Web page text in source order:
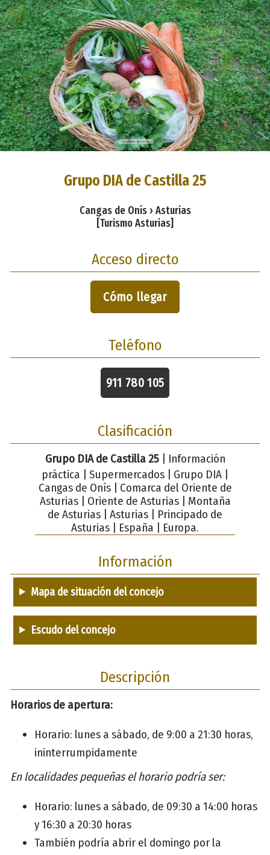
Grupo DIA de Castilla 25
Cangas de Onís › Asturias
[Turismo Asturias]
Acceso directo
Cómo llegar
Teléfono
911 780 105
Clasificación
Grupo DIA de Castilla 25| Información
práctica | Supermercados | Grupo DIA |
Cangas de Onís | Comarca del Oriente de
Asturias | Oriente de Asturias | Montaña
de Asturias | Asturias | Principado de
Asturias | España | Europa.
Información
Mapa de situación del concejo
Escudo del concejo
Descripción
Horarios de apertura:
Horario: lunes a sábado, de 9:00 a 21:30 horas,
ininterrumpidamente
En localidades pequeñas el horario podría ser:
Horario: lunes a sábado, de 09:30 a 14:00 horas
y 16:30 a 20:30 horas
También podría abrir el domingo por la